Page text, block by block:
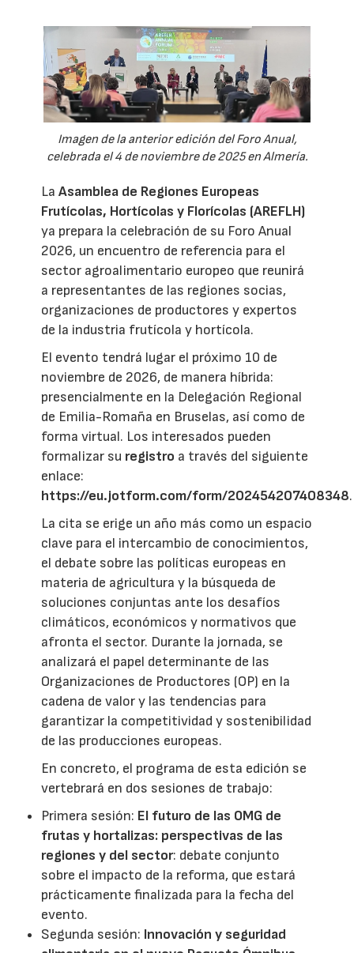
Imagen de la anterior edición del Foro Anual,
celebrada el 4 de noviembre de 2025 en Almería.
LaAsamblea de Regiones Europeas
Frutícolas, Hortícolas y Florícolas (AREFLH)
ya prepara la celebración de su Foro Anual
2026, un encuentro de referencia para el
sector agroalimentario europeo que reunirá
a representantes de las regiones socias,
organizaciones de productores y expertos
de la industria frutícola y hortícola.
El evento tendrá lugar el próximo 10 de
noviembre de 2026, de manera híbrida:
presencialmente en la Delegación Regional
de Emilia-Romaña en Bruselas, así como de
forma virtual. Los interesados pueden
formalizar su registro a través del siguiente
enlace:
https://eu.jotform.com/form/202454207408348.
La cita se erige un año más como un espacio
clave para el intercambio de conocimientos,
el debate sobre las políticas europeas en
materia de agricultura y la búsqueda de
soluciones conjuntas ante los desafíos
climáticos, económicos y normativos que
afronta el sector. Durante la jornada, se
analizará el papel determinante de las
Organizaciones de Productores (OP) en la
cadena de valor y las tendencias para
garantizar la competitividad y sostenibilidad
de las producciones europeas.
En concreto, el programa de esta edición se
vertebrará en dos sesiones de trabajo:
Primera sesión: El futuro de las OMG de
frutas y hortalizas: perspectivas de las
regiones y del sector: debate conjunto
sobre el impacto de la reforma, que estará
prácticamente finalizada para la fecha del
evento.
Segunda sesión: Innovación y seguridad